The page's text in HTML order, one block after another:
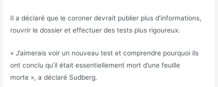
Il a déclaré que le coroner devrait publier plus d’informations,
rouvrir le dossier et effectuer des tests plus rigoureux.
« J’aimerais voir un nouveau test et comprendre pourquoi ils
ont conclu qu’il était essentiellement mort d’une feuille
morte », a déclaré Sudberg.